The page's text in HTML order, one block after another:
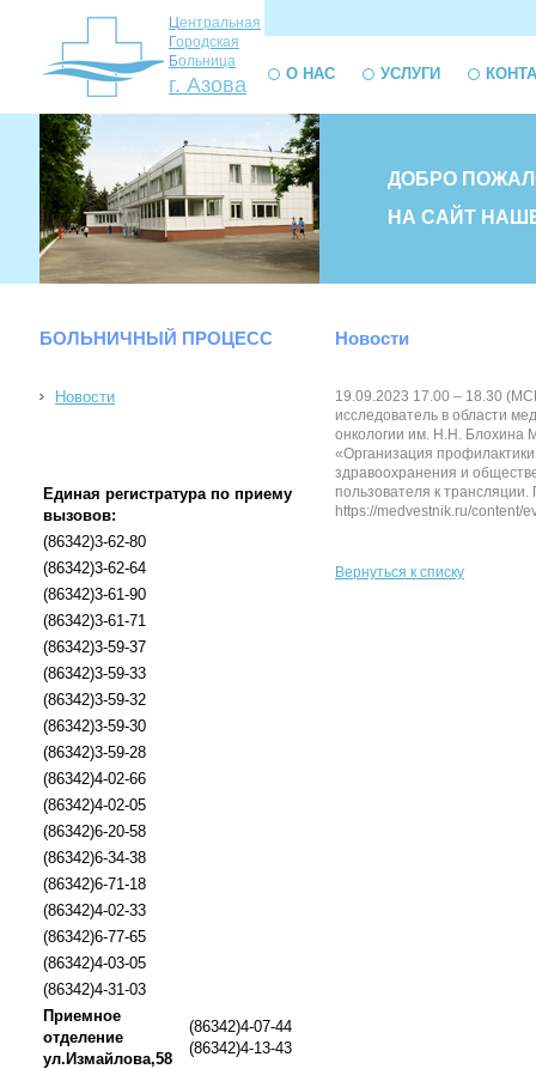
Центральная
Городская
Больница
г. Азова О НАС УСЛУГИ
ДОБРО
НА САЙТ
БОЛЬНИЧНЫЙ ПРОЦЕСС
Новости
Единая регистратура по приему
вызовов:
(86342)3-62-80
(86342)3-62-64
(86342)3-61-90
(86342)3-61-71
(86342)3-59-37
(86342)3-59-33
(86342)3-59-32
(86342)3-59-30
(86342)3-59-28
(86342)4-02-66
(86342)4-02-05
(86342)6-20-58
(86342)6-34-38
(86342)6-71-18
(86342)4-02-33
(86342)6-77-65
(86342)4-03-05
(86342)4-31-03
Приемное
отделение
ул.Измайлова,58
(86342)4-07-44
(86342)4-13-43
Новости
19.09.2023 17.00 – 18.30
исследователь в области
онкологии им. Н.Н. Блохина
«Организация
здравоохранения и
пользователя к
https://medvestnik.ru/content/
Вернуться к списку